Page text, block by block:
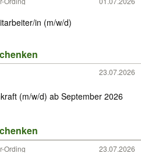
in (m/w/d)
23.07.2026
(m/w/d) ab September 2026
Ording 23.07.2026